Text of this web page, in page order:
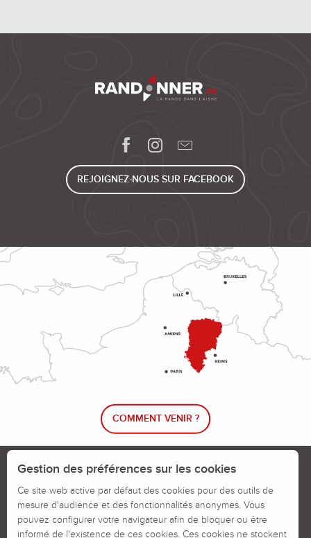
REJOIGNEZ-NOUS SUR FACEBOOK
COMMENT VENIR ?
Le blog rando !
Calendrier des jours chassés
Signaler un problème sur un parcours
Gestion des préférences sur les cookies
Ce site web active par défaut des cookies pour des outils de
mesure d'audience et des fonctionnalités anonymes. Vous
pouvez configurer votre navigateur afin de bloquer ou être
informé de l'existence de ces cookies. Ces cookies ne stockent